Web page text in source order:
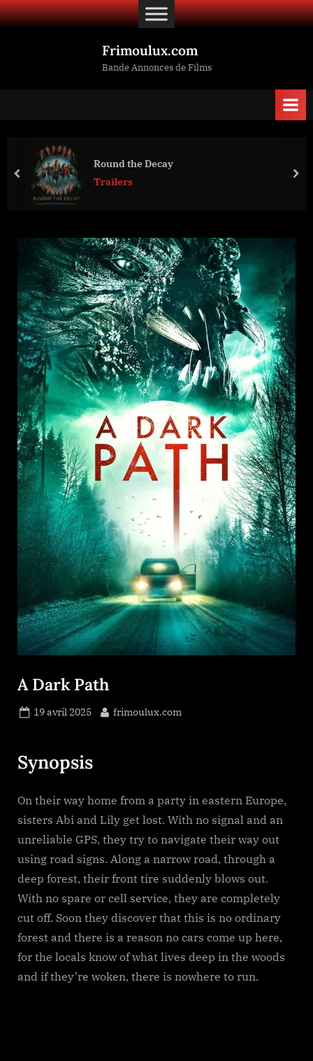
Skip
to
Frimoulux.com
Bande Annonces de Films
Round the Decay
Trailers
prev
A Dark Path
Posted
19 avril 2025 By
frimoulux.com
Synopsis
On their way home from a party in eastern Europe,
sisters Abi and Lily get lost. With no signal and an
unreliable GPS, they try to navigate their way out
using road signs. Along a narrow road, through a
deep forest, their front tire suddenly blows out.
With no spare or cell service, they are completely
cut off. Soon they discover that this is no ordinary
forest and there is a reason no cars come up here,
for the locals know of what lives deep in the woods
and if they’re woken, there is nowhere to run.